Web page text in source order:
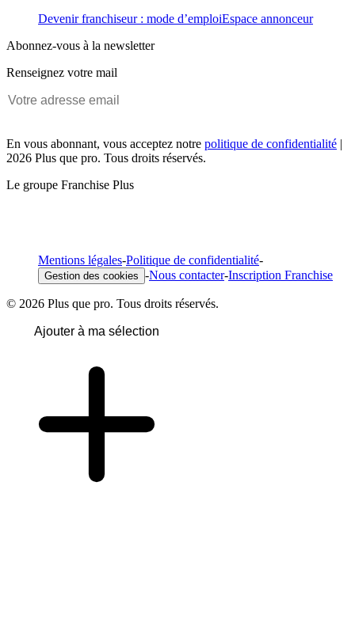
Devenir franchiseur : mode d’emploiEspace annonceur
Abonnez-vous à la newsletter
Renseignez votre mail
En vous abonnant, vous acceptez notre politique de confidentialité |
2026 Plus que pro. Tous droits réservés.
Le groupe Franchise Plus
Mentions légales-Politique de confidentialité-
Gestion des cookies -Nous contacter-Inscription Franchise
© 2026 Plus que pro. Tous droits réservés.
Ajouter à ma sélection